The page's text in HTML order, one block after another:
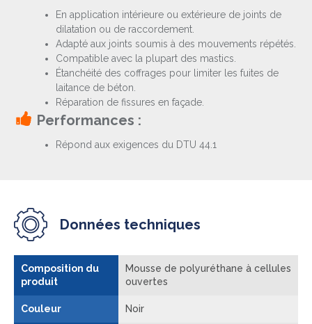
En application intérieure ou extérieure de joints de
dilatation ou de raccordement.
Adapté aux joints soumis à des mouvements répétés.
Compatible avec la plupart des mastics.
Étanchéité des coffrages pour limiter les fuites de
laitance de béton.
Réparation de fissures en façade.
Performances :
Répond aux exigences du DTU 44.1
Données techniques
Composition du
produit
Mousse de polyuréthane à cellules
ouvertes
Couleur Noir